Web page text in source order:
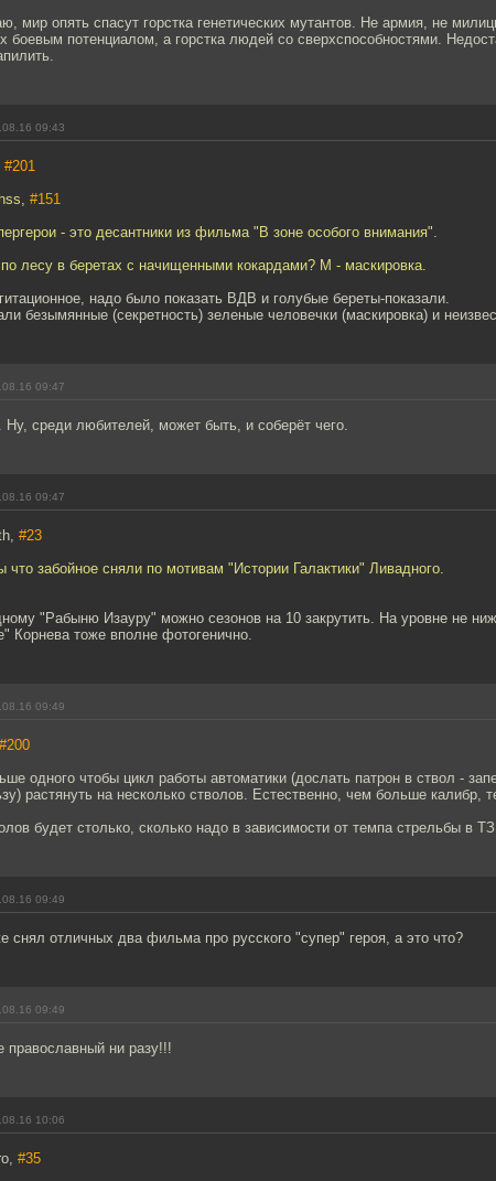
мир опять спасут горстка генетических мутантов. Не армия, не
боевым потенциалом, а горстка людей со сверхспособностями.
09:43
#201
#151
- это десантники из фильма "В зоне особого внимания".
лесу в беретах с начищенными кокардами? М - маскировка.
надо было показать ВДВ и голубые береты-показали.
безымянные (секретность) зеленые человечки (маскировка) и
09:47
Ну, среди любителей, может быть, и соберёт чего.
09:47
#23
забойное сняли по мотивам "Истории Галактики" Ливадного.
"Рабыню Изауру" можно сезонов на 10 закрутить. На уровне не
Корнева тоже вполне фотогенично.
09:49
#200
одного чтобы цикл работы автоматики (дослать патрон в ствол -
растянуть на несколько стволов. Естественно, чем больше
будет столько, сколько надо в зависимости от темпа стрельбы в
09:49
снял отличных два фильма про русского "супер" героя, а это что?
09:49
православный ни разу!!!
10:06
#35